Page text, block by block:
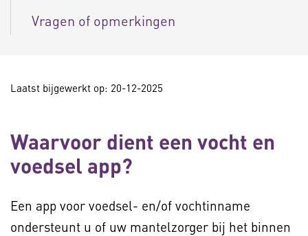
Vragen of opmerkingen
Laatst bijgewerkt op: 20-12-2025
Waarvoor dient een vocht en
voedsel app?
Een app voor voedsel- en/of vochtinname
ondersteunt u of uw mantelzorger bij het binnen